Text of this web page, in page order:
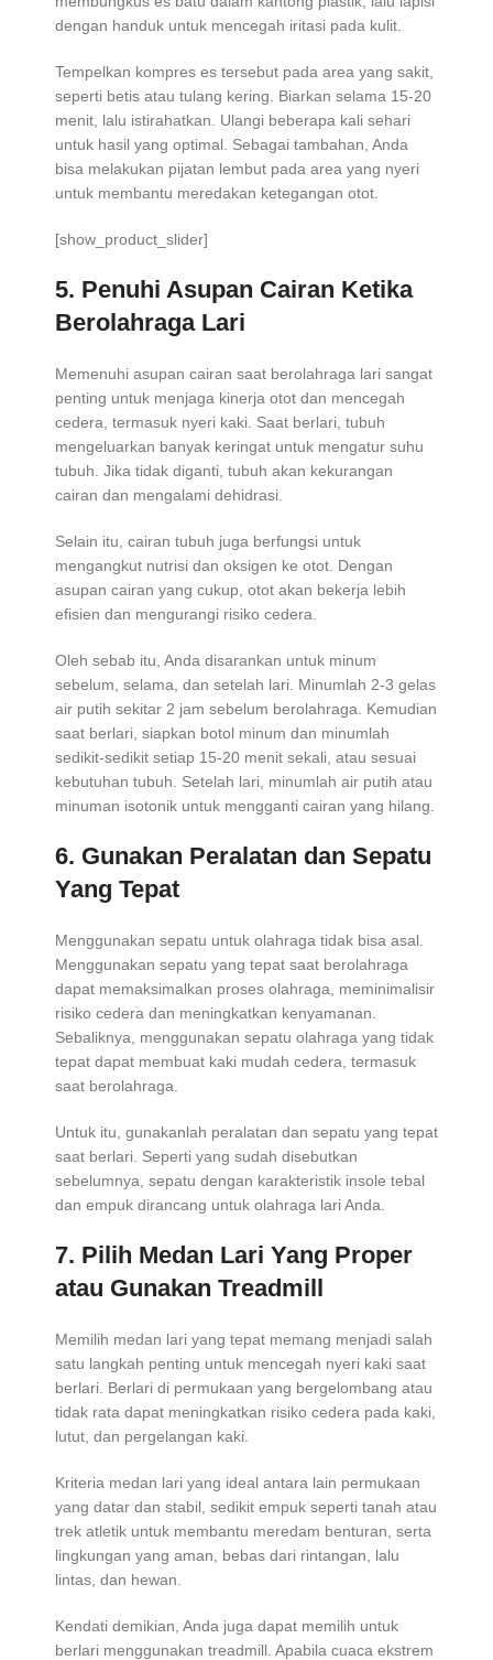
dengan handuk untuk mencegah iritasi pada kulit.
Tempelkan kompres es tersebut pada area yang sakit,
seperti betis atau tulang kering. Biarkan selama 15-20
menit, lalu istirahatkan. Ulangi beberapa kali sehari
untuk hasil yang optimal. Sebagai tambahan, Anda
bisa melakukan pijatan lembut pada area yang nyeri
untuk membantu meredakan ketegangan otot.
[show_product_slider]
5. Penuhi Asupan Cairan Ketika
Berolahraga Lari
Memenuhi asupan cairan saat berolahraga lari sangat
penting untuk menjaga kinerja otot dan mencegah
cedera, termasuk nyeri kaki. Saat berlari, tubuh
mengeluarkan banyak keringat untuk mengatur suhu
tubuh. Jika tidak diganti, tubuh akan kekurangan
cairan dan mengalami dehidrasi.
Selain itu, cairan tubuh juga berfungsi untuk
mengangkut nutrisi dan oksigen ke otot. Dengan
asupan cairan yang cukup, otot akan bekerja lebih
efisien dan mengurangi risiko cedera.
Oleh sebab itu, Anda disarankan untuk minum
sebelum, selama, dan setelah lari. Minumlah 2-3 gelas
air putih sekitar 2 jam sebelum berolahraga. Kemudian
saat berlari, siapkan botol minum dan minumlah
sedikit-sedikit setiap 15-20 menit sekali, atau sesuai
kebutuhan tubuh. Setelah lari, minumlah air putih atau
minuman isotonik untuk mengganti cairan yang hilang.
6. Gunakan Peralatan dan Sepatu
Yang Tepat
Menggunakan sepatu untuk olahraga tidak bisa asal.
Menggunakan sepatu yang tepat saat berolahraga
dapat memaksimalkan proses olahraga, meminimalisir
risiko cedera dan meningkatkan kenyamanan.
Sebaliknya, menggunakan sepatu olahraga yang tidak
tepat dapat membuat kaki mudah cedera, termasuk
saat berolahraga.
Untuk itu, gunakanlah peralatan dan sepatu yang tepat
saat berlari. Seperti yang sudah disebutkan
sebelumnya, sepatu dengan karakteristik insole tebal
dan empuk dirancang untuk olahraga lari Anda.
7. Pilih Medan Lari Yang Proper
atau Gunakan Treadmill
Memilih medan lari yang tepat memang menjadi salah
satu langkah penting untuk mencegah nyeri kaki saat
berlari. Berlari di permukaan yang bergelombang atau
tidak rata dapat meningkatkan risiko cedera pada kaki,
lutut, dan pergelangan kaki.
Kriteria medan lari yang ideal antara lain permukaan
yang datar dan stabil, sedikit empuk seperti tanah atau
trek atletik untuk membantu meredam benturan, serta
lingkungan yang aman, bebas dari rintangan, lalu
lintas, dan hewan.
Kendati demikian, Anda juga dapat memilih untuk
berlari menggunakan treadmill. Apabila cuaca ekstrem